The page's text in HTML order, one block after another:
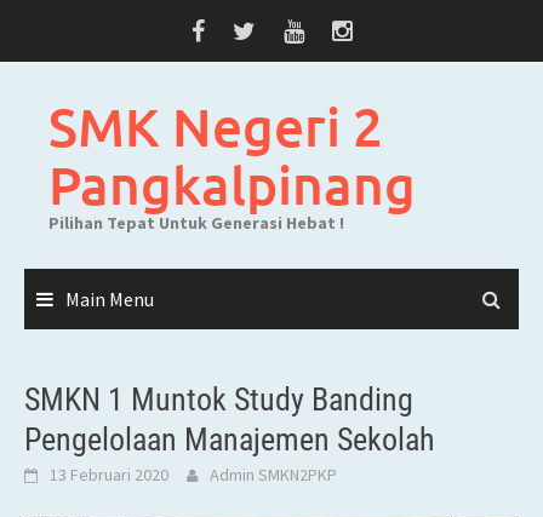
SMK Negeri 2
Pangkalpinang
Pilihan Tepat Untuk Generasi Hebat !
Main Menu
SMKN 1 Muntok Study Banding
Pengelolaan Manajemen Sekolah
13 Februari 2020 Admin SMKN2PKP